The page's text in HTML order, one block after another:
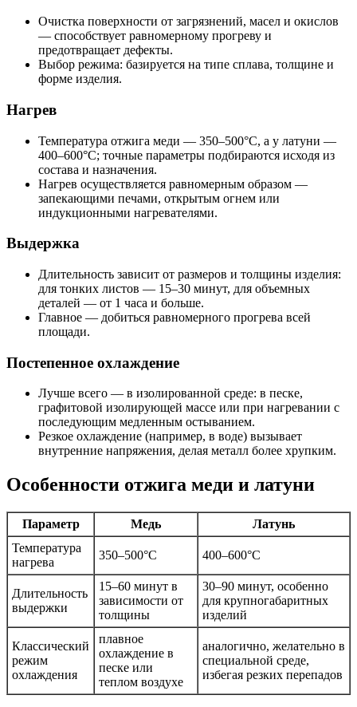
Очистка поверхности от загрязнений, масел и окислов
— способствует равномерному прогреву и
предотвращает дефекты.
Выбор режима: базируется на типе сплава, толщине и
форме изделия.
Нагрев
Температура отжига меди — 350–500°C, а у латуни —
400–600°C; точные параметры подбираются исходя из
состава и назначения.
Нагрев осуществляется равномерным образом —
запекающими печами, открытым огнем или
индукционными нагревателями.
Выдержка
Длительность зависит от размеров и толщины изделия:
для тонких листов — 15–30 минут, для объемных
деталей — от 1 часа и больше.
Главное — добиться равномерного прогрева всей
площади.
Постепенное охлаждение
Лучше всего — в изолированной среде: в песке,
графитовой изолирующей массе или при нагревании с
последующим медленным остыванием.
Резкое охлаждение (например, в воде) вызывает
внутренние напряжения, делая металл более хрупким.
Особенности отжига меди и латуни
Параметр Медь
Латунь
Температура
нагрева
350–500°C 400–600°C
Длительность
выдержки
15–60 минут в
зависимости от
толщины
30–90 минут, особенно
для крупногабаритных
изделий
Классический
режим
охлаждения
плавное
охлаждение в
песке или
теплом воздухе
аналогично, желательно в
специальной среде,
избегая резких перепадов